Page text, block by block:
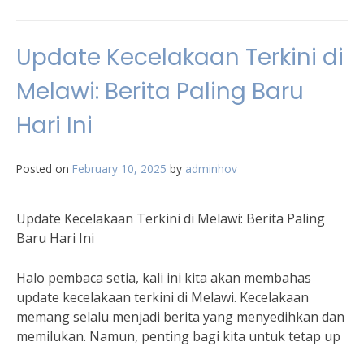
Update Kecelakaan Terkini di
Melawi: Berita Paling Baru
Hari Ini
Posted on February 10, 2025 by adminhov
Update Kecelakaan Terkini di Melawi: Berita Paling
Baru Hari Ini
Halo pembaca setia, kali ini kita akan membahas
update kecelakaan terkini di Melawi. Kecelakaan
memang selalu menjadi berita yang menyedihkan dan
memilukan. Namun, penting bagi kita untuk tetap up